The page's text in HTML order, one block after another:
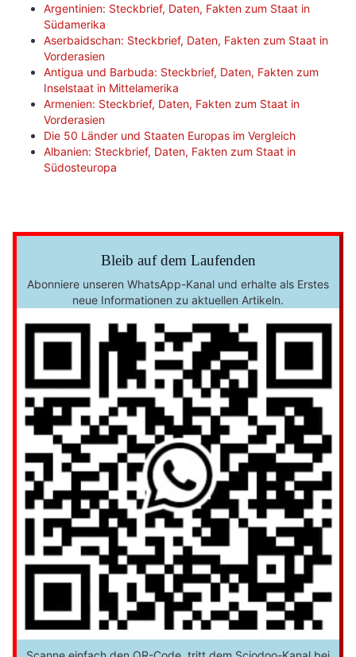
Argentinien: Steckbrief, Daten, Fakten zum Staat in
Südamerika
Aserbaidschan: Steckbrief, Daten, Fakten zum Staat in
Vorderasien
Antigua und Barbuda: Steckbrief, Daten, Fakten zum
Inselstaat in Mittelamerika
Armenien: Steckbrief, Daten, Fakten zum Staat in
Vorderasien
Die 50 Länder und Staaten Europas im Vergleich
Albanien: Steckbrief, Daten, Fakten zum Staat in
Südosteuropa
Bleib auf dem Laufenden
Abonniere unseren WhatsApp-Kanal und erhalte als Erstes
neue Informationen zu aktuellen Artikeln.